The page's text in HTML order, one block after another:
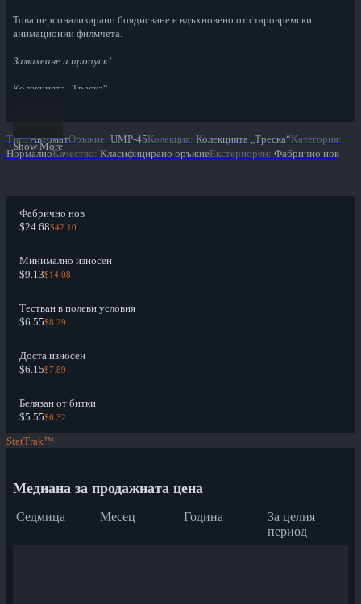
Това персонализирано боядисване е вдъхновено от старовремски
анимационни филмчета.
Замахване и пропуск!
Колекцията „Треска“
Show More
Тип: АвтоматОръжие: UMP-45Колекция: Колекцията „Треска“Категория:
НормалноКачество: Класифицирано оръжиеЕкстериорен: Фабрично нов
Фабрично нов
$24.68$42.10
Минимално износен
$9.13$14.08
Тестван в полеви условия
$6.55$8.29
Доста износен
$6.15$7.89
Белязан от битки
$5.55$6.32
StatTrak™
Медиана за продажната цена
Седмица Месец Година
За целия
период